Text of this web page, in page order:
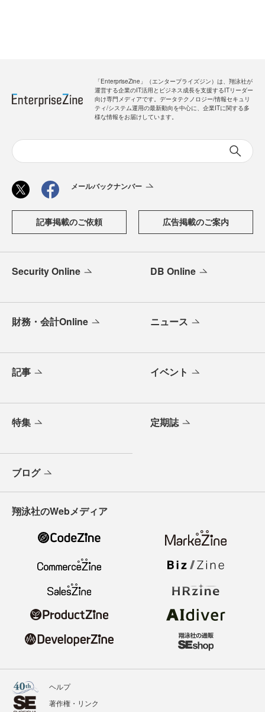
「EnterpriseZine」（エンタープライズジン）は、翔泳社が
運営する企業のIT活用とビジネス成長を支援するITリーダー
向け専門メディアです。データテクノロジー/情報セキュリ
ティ/システム運用の最新動向を中心に、企業ITに関する多
様な情報をお届けしています。
メールバックナンバー
記事掲載のご依頼 広告掲載のご案内
Security Online DB Online
財務・会計Online ニュース
記事 イベント
特集 定期誌
ブログ
翔泳社のWebメディア
ヘルプ
著作権・リンク